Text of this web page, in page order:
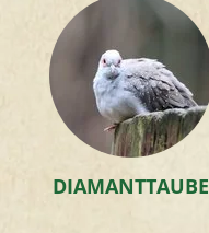
DIAMANTTAUBE